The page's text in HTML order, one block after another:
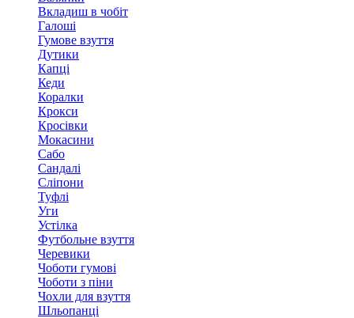
Вкладиш в чобіт
Галоші
Гумове взуття
Дутики
Капці
Кеди
Коралки
Крокси
Кросівки
Мокасини
Сабо
Сандалі
Сліпони
Туфлі
Уги
Устілка
Футбольне взуття
Черевики
Чоботи гумові
Чоботи з піни
Чохли для взуття
Шльопанці